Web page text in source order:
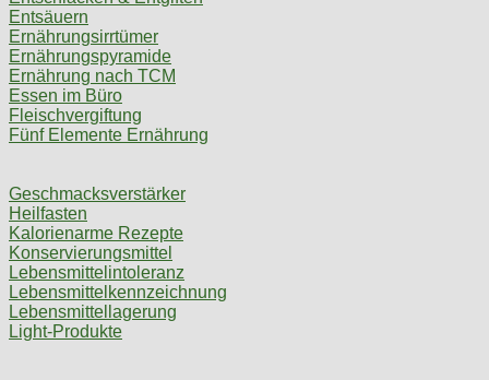
Entsäuern
Ernährungsirrtümer
Ernährungspyramide
Ernährung nach TCM
Essen im Büro
Fleischvergiftung
Fünf Elemente Ernährung
Geschmacksverstärker
Heilfasten
Kalorienarme Rezepte
Konservierungsmittel
Lebensmittelintoleranz
Lebensmittelkennzeichnung
Lebensmittellagerung
Light-Produkte